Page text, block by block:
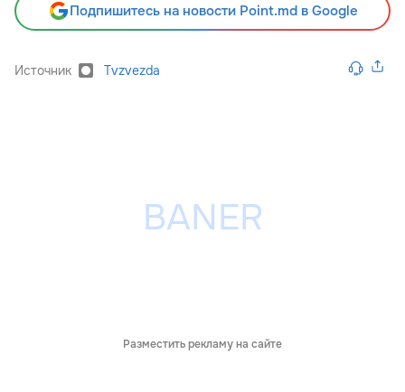
Подпишитесь на новости Point.md в Google
Источник Tvzvezda
Разместить рекламу на сайте